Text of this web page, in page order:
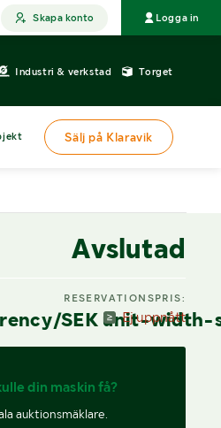
Skapa konto Logga in
Industri & verkstad Torget
Sälj på Klaravik
Avslutad
SEK unit-
RESERVATIONSPRIS:
Ej uppnått
din maskin få?
auktionsmäklare.